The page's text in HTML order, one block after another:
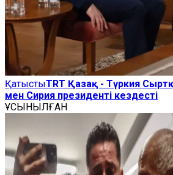
ҚатыстыTRT Қазақ - Түркия
мен Сирия президенті кездесті
ҰСЫНЫЛҒАН